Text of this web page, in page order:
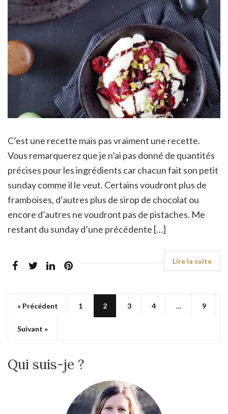
C’est une recette mais pas vraiment une recette.
Vous remarquerez que je n’ai pas donné de quantités
précises pour les ingrédients car chacun fait son petit
sunday comme il le veut. Certains voudront plus de
framboises, d’autres plus de sirop de chocolat ou
encore d’autres ne voudront pas de pistaches. Me
restant du sunday d’une précédente […]
« Précédent 1 2 3 4 … 9
Suivant »
Qui suis-je ?